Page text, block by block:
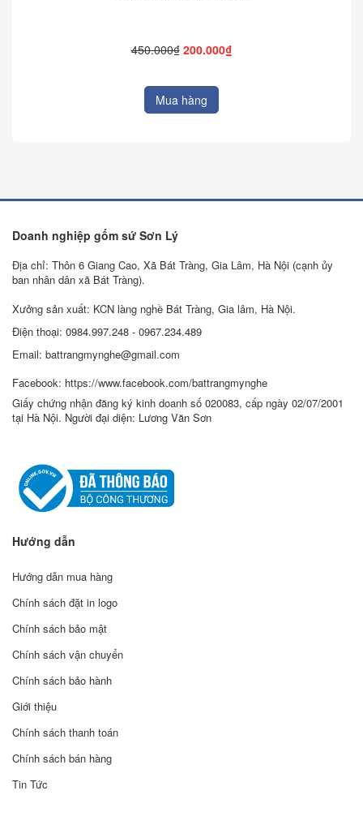
450.000₫ 200.000₫
Mua hàng
Doanh nghiệp gốm sứ Sơn Lý
Địa chỉ: Thôn 6 Giang Cao, Xã Bát Tràng, Gia Lâm, Hà Nội (cạnh ủy
ban nhân dân xã Bát Tràng).
Xưởng sản xuất: KCN làng nghề Bát Tràng, Gia lâm, Hà Nội.
Điện thoại: 0984.997.248 - 0967.234.489
Email: battrangmynghe@gmail.com
Facebook: https://www.facebook.com/battrangmynghe
Giấy chứng nhận đăng ký kinh doanh số 020083, cấp ngày 02/07/2001
tại Hà Nội. Người đại diện: Lương Văn Sơn
Hướng dẫn
Hướng dẫn mua hàng
Chính sách đặt in logo
Chính sách bảo mật
Chính sách vận chuyển
Chính sách bảo hành
Giới thiệu
Chính sách thanh toán
Chính sách bán hàng
Tin Tức